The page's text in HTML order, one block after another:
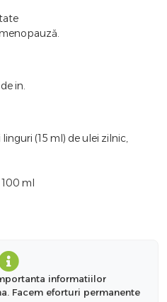
in.
(15 ml) de ulei zilnic,
100 ml
informatiilor
Facem eforturi permanente